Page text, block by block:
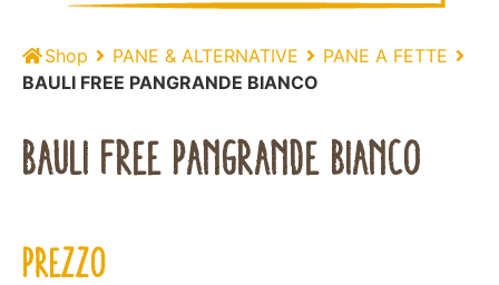
Shop PANE & ALTERNATIVE
PANE A FETTE
BAULI FREE PANGRANDE BIANCO
BAULI FREE PANGRANDE BIANCO
PREZZO